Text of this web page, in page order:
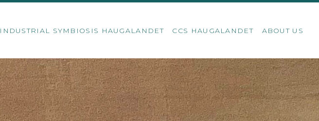
INDUSTRIAL SYMBIOSIS HAUGALANDET CCS HAUGALANDET ABOUT US